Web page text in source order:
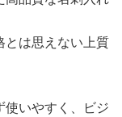
とは思えない上質
いやすく、ビジ